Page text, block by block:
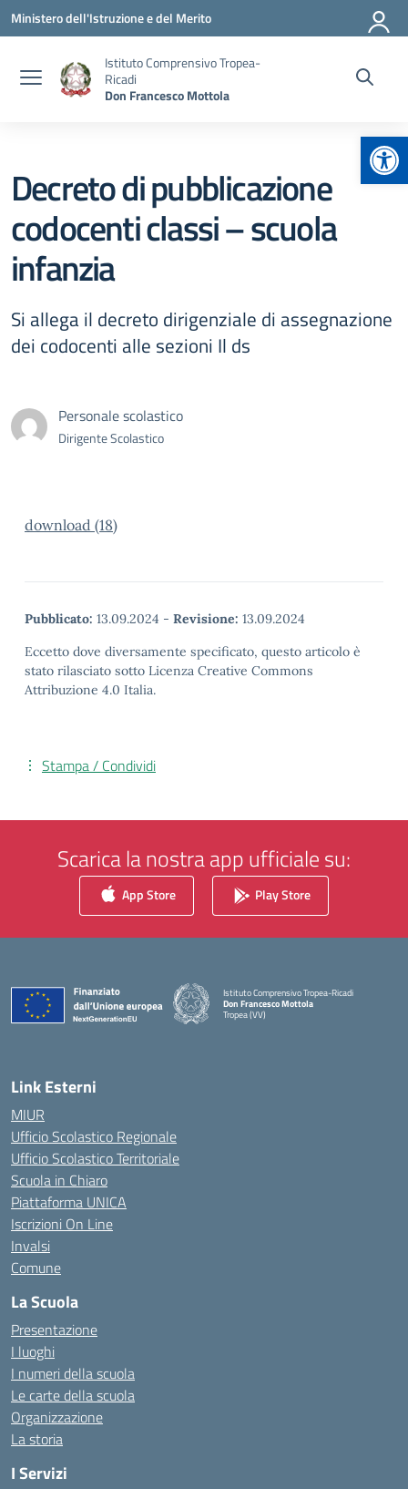
Vai ai contenuti
Vai al menu di navigazione
Vai al footer
Ministero dell'Istruzione e del Merito
Istituto Comprensivo Tropea-
Ricadi
Don Francesco Mottola
Decreto di pubblicazione
codocenti classi – scuola
infanzia
Si allega il decreto dirigenziale di assegnazione
dei codocenti alle sezioni Il ds
Personale scolastico
Dirigente Scolastico
download (18)
Pubblicato: 13.09.2024 - Revisione: 13.09.2024
Eccetto dove diversamente specificato, questo articolo è
stato rilasciato sotto Licenza Creative Commons
Attribuzione 4.0 Italia.
Stampa / Condividi
Scarica la nostra app ufficiale su:
App Store Play Store
Istituto Comprensivo Tropea-Ricadi
Don Francesco Mottola
Tropea (VV)
— Visita la pagina iniziale della scuola
Link Esterni
MIUR
Ufficio Scolastico Regionale
Ufficio Scolastico Territoriale
Scuola in Chiaro
Piattaforma UNICA
Iscrizioni On Line
Invalsi
Comune
La Scuola
Presentazione
I luoghi
I numeri della scuola
Le carte della scuola
Organizzazione
La storia
I Servizi